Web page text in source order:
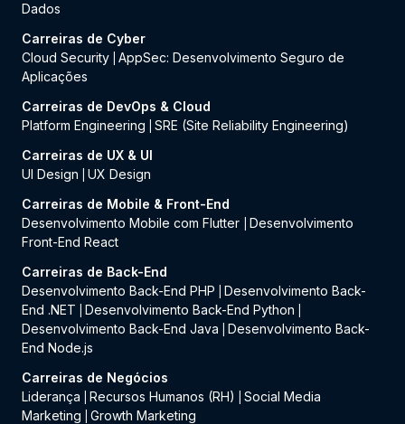
Dados
Carreiras de Cyber
Cloud Security AppSec: Desenvolvimento Seguro de
Aplicações
Carreiras de DevOps & Cloud
Platform Engineering
SRE (Site Reliability Engineering)
Carreiras de UX & UI
UI Design
UX Design
Carreiras de Mobile & Front-End
Desenvolvimento Mobile com Flutter
Desenvolvimento
Front-End React
Carreiras de Back-End
Desenvolvimento Back-End PHP
Desenvolvimento Back-
End .NET
Desenvolvimento Back-End Python
Desenvolvimento Back-End Java
Desenvolvimento Back-
End Node.js
Carreiras de Negócios
Liderança
Recursos Humanos (RH)
Social Media
Marketing
Growth Marketing